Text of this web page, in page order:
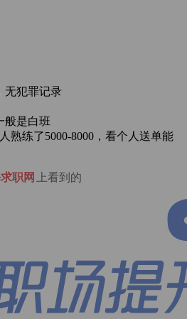
无犯罪记录
般是白班
熟练了5000-8000，看个人送单能
职网 上看到的